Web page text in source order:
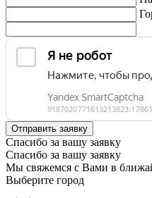
Спасибо за вашу заявку
Спасибо за вашу заявку
Мы свяжемся с Вами в
Выберите город